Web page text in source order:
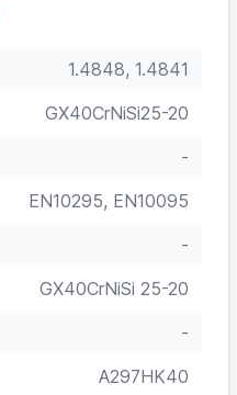
1.4848, 1.4841
GX40CrNiSi25-20
-
EN10295, EN10095
-
GX40CrNiSi 25-20
-
A297HK40